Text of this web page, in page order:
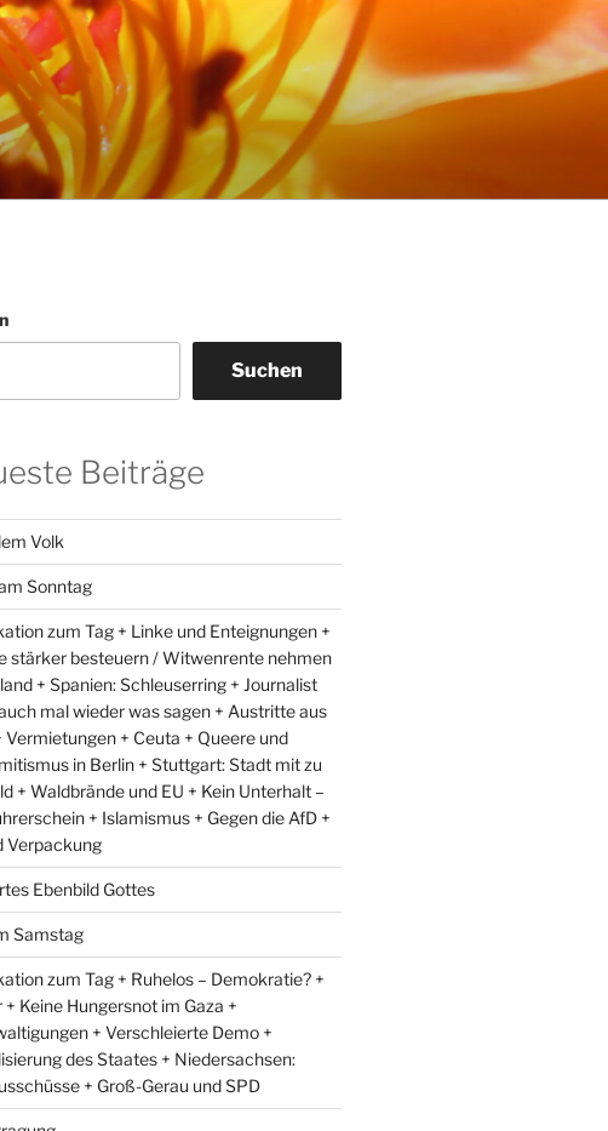
Suchen
Beiträge
Volk
Sonntag
zum Tag + Linke und Enteignungen +
stärker besteuern / Witwenrente nehmen
+ Spanien: Schleuserring + Journalist
mal wieder was sagen + Austritte aus
Vermietungen + Ceuta + Queere und
in Berlin + Stuttgart: Stadt mit zu
+ Waldbrände und EU + Kein Unterhalt –
+ Islamismus + Gegen die AfD +
Verpackung
Ebenbild Gottes
Samstag
zum Tag + Ruhelos – Demokratie? +
Keine Hungersnot im Gaza +
+ Verschleierte Demo +
des Staates + Niedersachsen:
+ Groß-Gerau und SPD